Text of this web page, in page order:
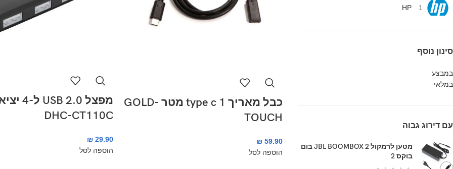
HP
1
סינון נוסף
במבצע
במלאי
עם דירוג גבוה
מטען לרמקול JBL BOOMBOX 2 בום
בוקס 2
כבל מאריך type c 1 מטר GOLD-
TOUCH
₪59.90
הוספה לסל
DHC-CT110C
₪ 29.90
הוספה לסל